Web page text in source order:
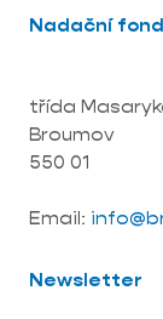
Nadační
třída
Broumov
550 01
Email:
Newsletter